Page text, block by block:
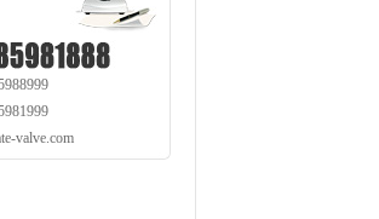
valve.com